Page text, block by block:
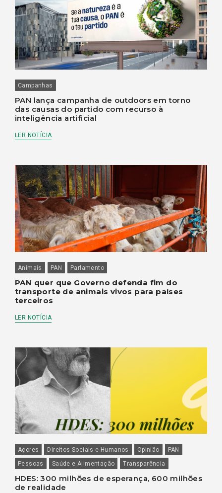
Campanhas
PAN lança campanha de outdoors em torno
das causas do partido com recurso à
inteligência artificial
LER NOTÍCIA
Animais PAN Parlamento
PAN quer que Governo defenda fim do
transporte de animais vivos para países
terceiros
LER NOTÍCIA
Açores Direitos Sociais e Humanos Opinião
PAN
Pessoas
Saúde e Alimentação Transparência
HDES: 300 milhões de esperança, 600 milhões
de realidade